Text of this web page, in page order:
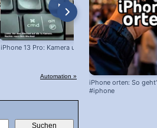
iPhone 13 Pro: Kamera unscharf?
Schnell-
Anrufer
Automation »
iPhone orten: So
#iphone